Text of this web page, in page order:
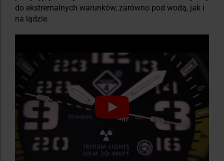
do ekstremalnych warunków, zarówno pod wodą, jak i
na lądzie.